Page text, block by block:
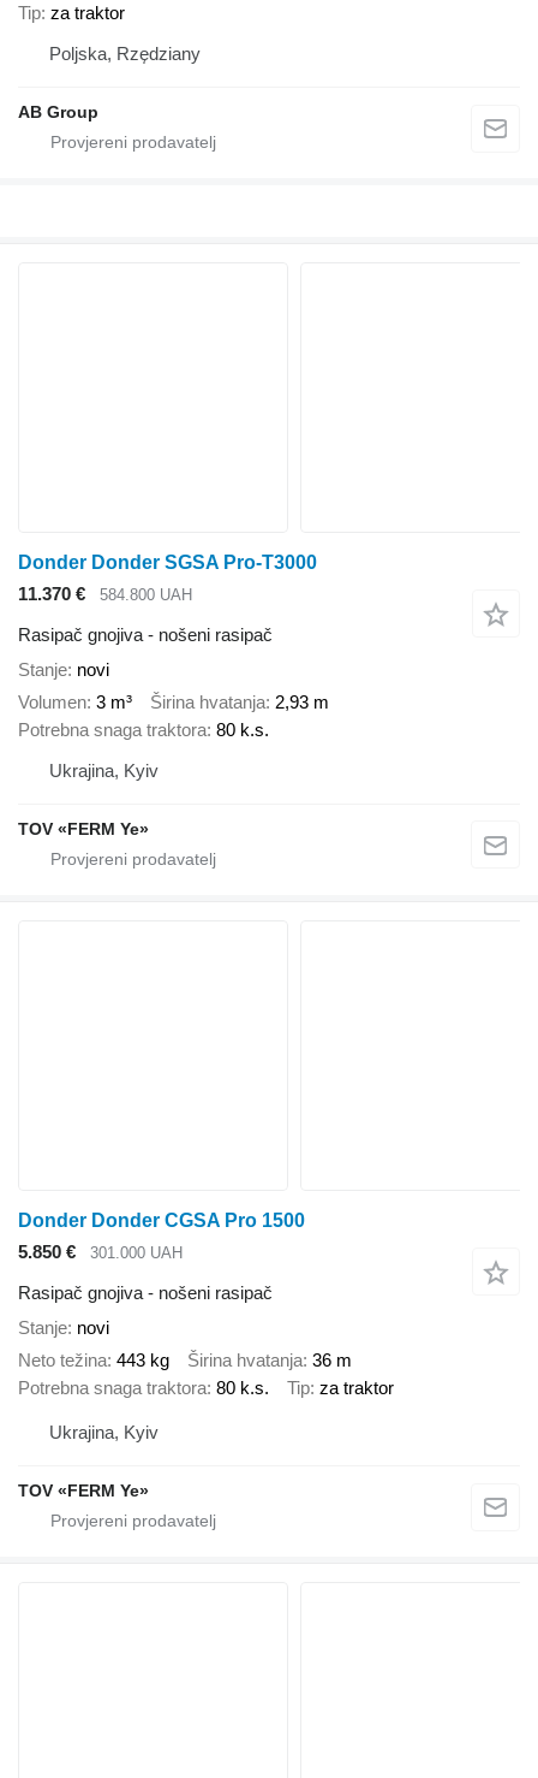
Tip za traktor
Poljska, Rzędziany
AB Group
Donder Donder SGSA Pro-T3000
11.370 €
584.800 UAH
Rasipač gnojiva - nošeni rasipač
Stanje novi
Volumen 3 m³ Širina hvatanja 2,93 m
Potrebna snaga traktora 80 k.s.
Ukrajina, Kyiv
TOV «FERM Ye»
Donder Donder CGSA Pro 1500
5.850 €
301.000 UAH
Rasipač gnojiva - nošeni rasipač
Stanje novi
Neto težina 443 kg Širina hvatanja 36 m
Potrebna snaga traktora 80 k.s. Tip za traktor
Ukrajina, Kyiv
TOV «FERM Ye»